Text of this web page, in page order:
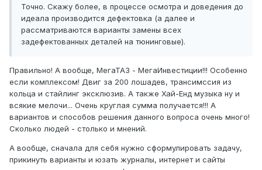
Точно. Скажу более, в процессе осмотра и доведения до
идеала производится дефектовка (а далее и
рассматриваются варианты замены всех
задефектованных деталей на тюнинговые).
Правильно! А вообще, МегаТАЗ - МегаИнвестиции!!! Особенно
если комплексом! Двиг за 200 лошадев, трансимссия из
кольца и стайлинг эксклюзив. А также Хай-Енд музыка ну и
всякие мелочи... Очень круглая сумма получается!!! А
вариантов и способов решения данного вопроса очень много!
Сколько людей - столько и мнений.
А вообще, сначала для себя нужно сформулировать задачу,
прикинуть варианты и юзать журналы, интернет и сайты